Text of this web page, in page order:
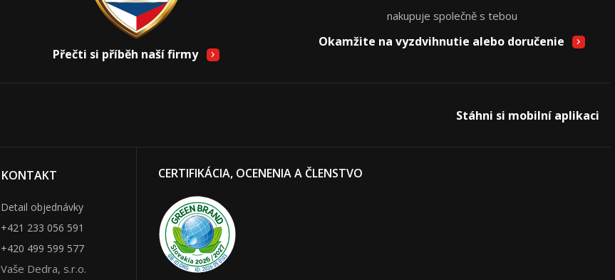
Přečti si příběh naší firmy
nakupuje společně s tebou
Okamžite na vyzdvihnutie alebo doručenie
Stáhni si mobilní aplikaci
KONTAKT
Detail objednávky
+421 233 056 591
+420 499 599 577
Vaše Dedra, s.r.o.
CERTIFIKÁCIA, OCENENIA A ČLENSTVO